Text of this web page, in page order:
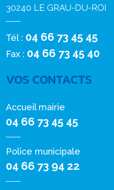
30240 LE GRAU-DU-ROI
Tél : 04 66 73 45 45
Fax : 04 66 73 45 40
VOS CONTACTS
Accueil mairie
04 66 73 45 45
Police municipale
04 66 73 94 22